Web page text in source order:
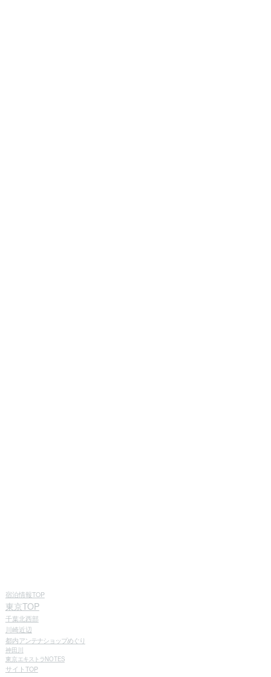
宿泊情報TOP
東京TOP
千葉北西部
川崎近辺
都内アンテナショップめぐり
神田川
東京 エキストラNOTES
サイトTOP